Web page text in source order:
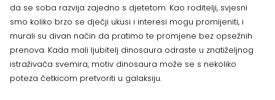
da se soba razvija zajedno s djetetom. Kao roditelji, svjesni
smo koliko brzo se dječji ukusi i interesi mogu promijeniti, i
murali su divan način da pratimo te promjene bez opsežnih
prenova. Kada mali ljubitelj dinosaura odraste u znatiželjnog
istraživača svemira, motiv dinosaura može se s nekoliko
poteza četkicom pretvoriti u galaksiju.